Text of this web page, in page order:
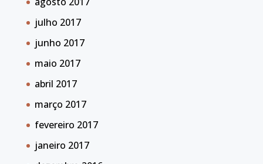
julho 2017
junho 2017
maio 2017
abril 2017
março 2017
fevereiro 2017
janeiro 2017